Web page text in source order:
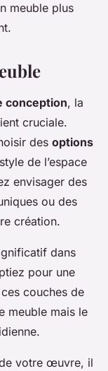
meuble plus
conception, la
cruciale.
des options
de l’espace
envisager des
ou des
création.
dans
pour une
couches de
meuble mais le
votre œuvre, il